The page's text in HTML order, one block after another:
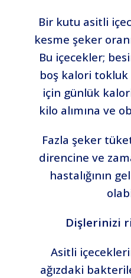
Bir kutu asitli
kesme şeker
Bu içecekler;
boş kalori tokluk
için günlük
kilo alımına ve
Fazla şeker
direncine ve
hastalığının
Dişlerinizi
Asitli
ağızdaki